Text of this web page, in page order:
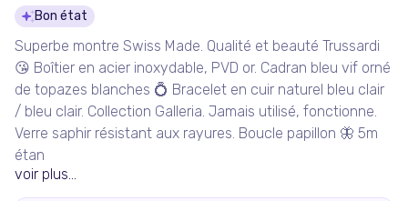
Détails du produit
Bon état
Superbe montre Swiss Made. Qualité et beauté Trussardi
😘 Boîtier en acier inoxydable, PVD or. Cadran bleu vif orné
de topazes blanches 💍 Bracelet en cuir naturel bleu clair
/ bleu clair. Collection Galleria. Jamais utilisé, fonctionne.
Verre saphir résistant aux rayures. Boucle papillon 🦋 5m
étan
voir plus...